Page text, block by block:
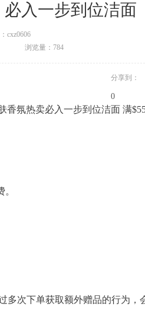
必入一步到位洁面
cxz0606
浏览量：784
分享到：
0
香氛热卖必入一步到位洁面 满
多次下单获取额外赠品的行为，